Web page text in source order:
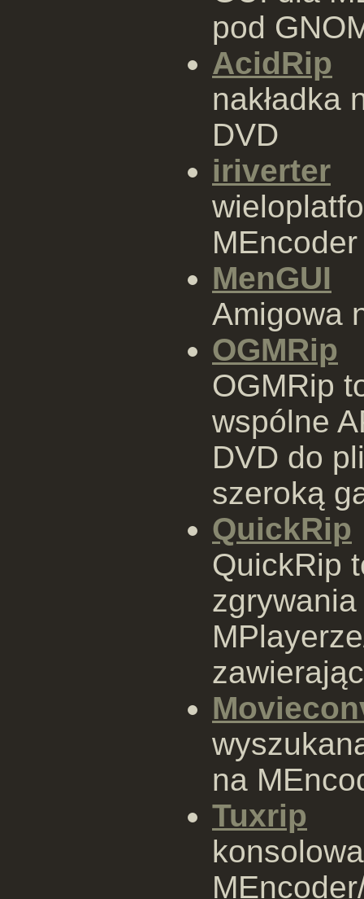
pod
AcidRip
nakładka
DVD
iriverter
MEncoder
MenGUI
Amigowa
OGMRip
OGMRip
wspólne
DVD do
szeroką
QuickRip
QuickRip
na
Tuxrip